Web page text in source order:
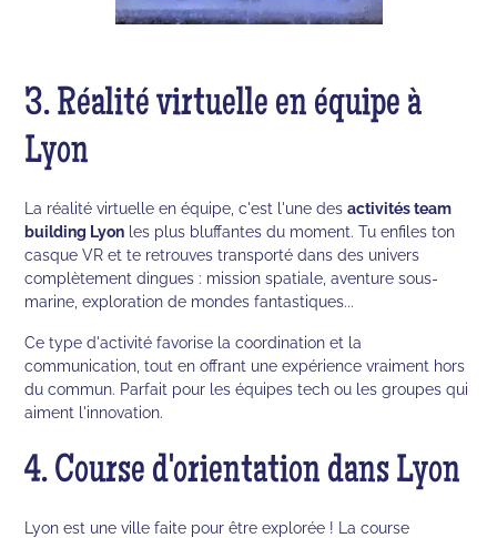
3. Réalité virtuelle en équipe à
Lyon
La réalité virtuelle en équipe, c'est l'une desactivités team
building Lyon les plus bluffantes du moment. Tu enfiles ton
casque VR et te retrouves transporté dans des univers
complètement dingues : mission spatiale, aventure sous-
marine, exploration de mondes fantastiques...
Ce type d'activité favorise la coordination et la
communication, tout en offrant une expérience vraiment hors
du commun. Parfait pour les équipes tech ou les groupes qui
aiment l'innovation.
4. Course d'orientation dans Lyon
Lyon est une ville faite pour être explorée ! La course